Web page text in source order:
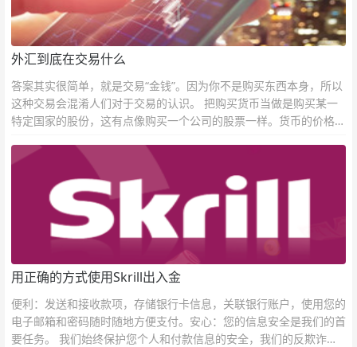
外汇到底在交易什么
答案其实很简单，就是交易“金钱”。因为你不是购买东西本身，所以
这种交易会混淆人们对于交易的认识。 把购买货币当做是购买某一
特定国家的股份，这有点像购买一个公司的股票一样。货币的价格直
用正确的方式使用Skrill出入金
便利：发送和接收款项，存储银行卡信息，关联银行账户，使用您的
电子邮箱和密码随时随地方便支付。安心：您的信息安全是我们的首
要任务。 我们始终保护您个人和付款信息的安全，我们的反欺诈团